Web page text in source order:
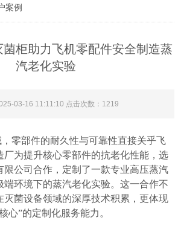
案例
柜助力飞机零配件安全制造蒸
汽老化实验
03-16 11:11:10 点击次数： 1219
零部件的耐久性与可靠性直接关乎飞
厂为提升核心零部件的抗老化性能，选
限公司合作，定制了一款专业高压蒸汽
端环境下的蒸汽老化实验。这一合作不
灭菌设备领域的深厚技术积累，更体现
心”的定制化服务能力。